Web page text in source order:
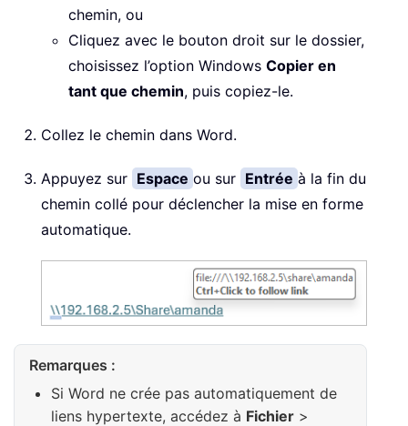
chemin, ou
Cliquez avec le bouton droit sur le dossier,
choisissez l’option Windows Copier en
tant que chemin, puis copiez-le.
Collez le chemin dans Word.
Appuyez sur Espace ou sur Entrée à la fin du
chemin collé pour déclencher la mise en forme
automatique.
Remarques :
Si Word ne crée pas automatiquement de
liens hypertexte, accédez à Fichier >